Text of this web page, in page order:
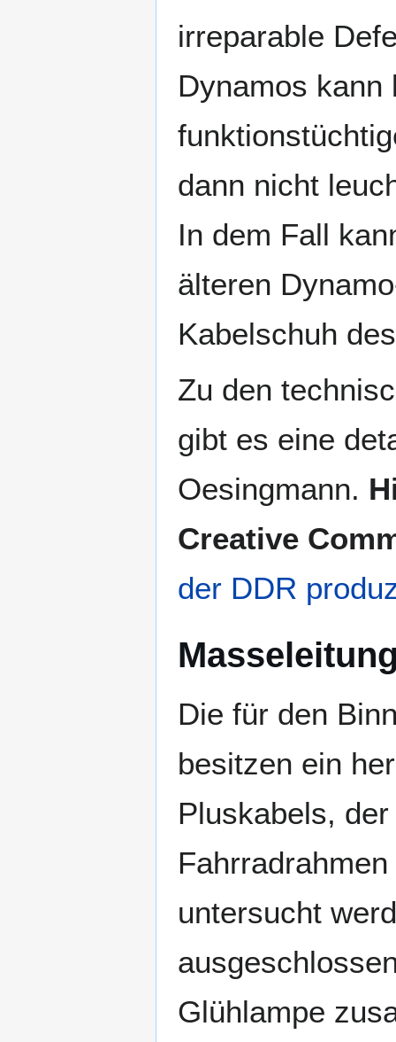
irreparable
Dynamos kann
dann nicht
In dem Fall
älteren
Kabelschuh
Zu den
gibt es eine
Oesingmann.
Creative
der DDR
Die für den
besitzen ein
Pluskabels,
untersucht
Glühlampe